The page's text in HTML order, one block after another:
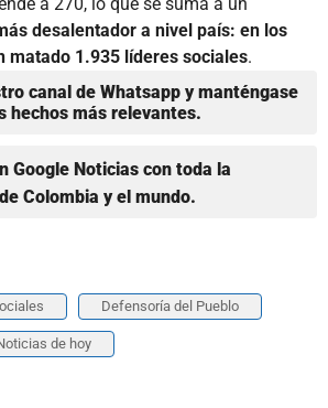
desalentador a nivel país: en los
matado 1.935 líderes sociales.
canal de Whatsapp y manténgase
hechos más relevantes.
Google Noticias con toda la
Colombia y el mundo.
Defensoría del Pueblo
de hoy